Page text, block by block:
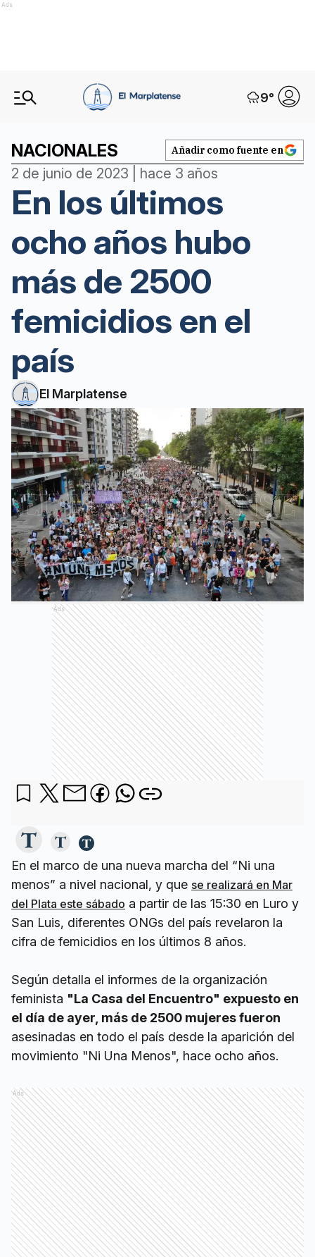
Ads
9°
NACIONALES Añadir como fuente en
2 de junio de 2023 | hace 3 años
En los últimos
ocho años hubo
más de 2500
femicidios en el
país
El Marplatense
Ads
En el marco de una nueva marcha del “Ni una
menos” a nivel nacional, y que se realizará en Mar
del Plata este sábado a partir de las 15:30 en Luro y
San Luis, diferentes ONGs del país revelaron la
cifra de femicidios en los últimos 8 años.
Según detalla el informes de la organización
feminista "La Casa del Encuentro" expuesto en
el día de ayer, más de 2500 mujeres fueron
asesinadas en todo el país desde la aparición del
movimiento "Ni Una Menos", hace ocho años.
Ads